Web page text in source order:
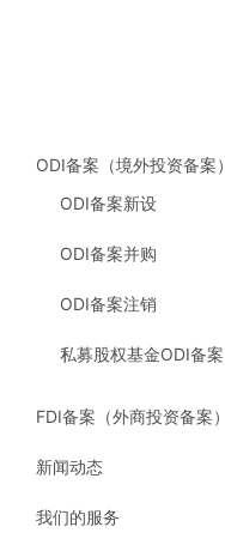
ODI备案（境外投资备案）
ODI备案新设
ODI备案并购
ODI备案注销
私募股权基金ODI备案
FDI备案（外商投资备案）
新闻动态
我们的服务